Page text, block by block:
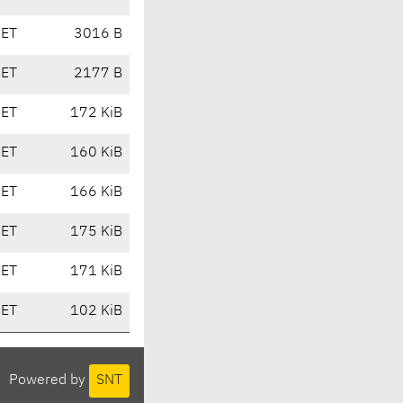
3016 B
2177 B
172 KiB
160 KiB
166 KiB
175 KiB
171 KiB
102 KiB
Powered by SNT